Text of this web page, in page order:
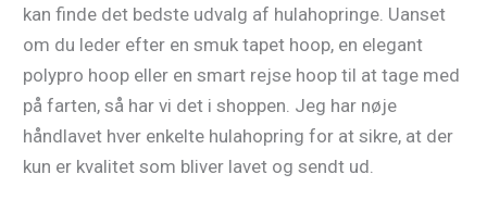
kan finde det bedste udvalg af hulahopringe. Uanset
om du leder efter en smuk tapet hoop, en elegant
polypro hoop eller en smart rejse hoop til at tage med
på farten, så har vi det i shoppen. Jeg har nøje
håndlavet hver enkelte hulahopring for at sikre, at der
kun er kvalitet som bliver lavet og sendt ud.